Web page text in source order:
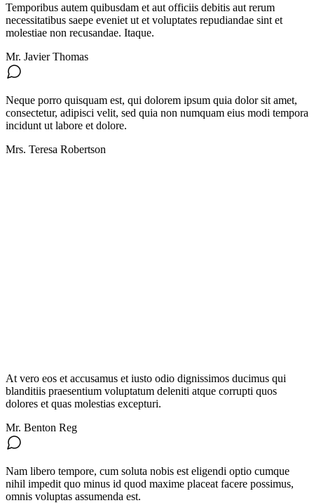
Temporibus autem quibusdam et aut officiis debitis aut rerum
necessitatibus saepe eveniet ut et voluptates repudiandae sint et
molestiae non recusandae. Itaque.
Mr. Javier Thomas
Neque porro quisquam est, qui dolorem ipsum quia dolor sit amet,
consectetur, adipisci velit, sed quia non numquam eius modi tempora
incidunt ut labore et dolore.
Mrs. Teresa Robertson
At vero eos et accusamus et iusto odio dignissimos ducimus qui
blanditiis praesentium voluptatum deleniti atque corrupti quos
dolores et quas molestias excepturi.
Mr. Benton Reg
Nam libero tempore, cum soluta nobis est eligendi optio cumque
nihil impedit quo minus id quod maxime placeat facere possimus,
omnis voluptas assumenda est.